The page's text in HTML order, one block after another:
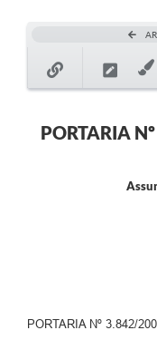
PORTARIA
PORTARIA Nº 3.842/